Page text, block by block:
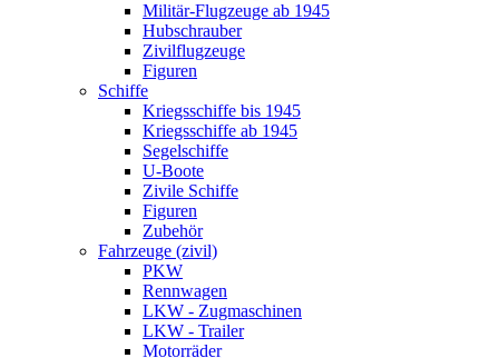
Militär-Flugzeuge ab 1945
Hubschrauber
Zivilflugzeuge
Figuren
Schiffe
Kriegsschiffe bis 1945
Kriegsschiffe ab 1945
Segelschiffe
U-Boote
Zivile Schiffe
Figuren
Zubehör
Fahrzeuge (zivil)
PKW
Rennwagen
LKW - Zugmaschinen
LKW - Trailer
Motorräder